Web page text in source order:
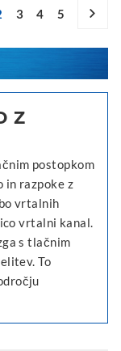
3 4 5
Z
postopkom
in razpoke z
vrtalnih
vrtalni kanal.
s tlačnim
To